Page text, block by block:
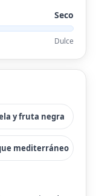
Seco
Dulce
y fruta negra
mediterráneo